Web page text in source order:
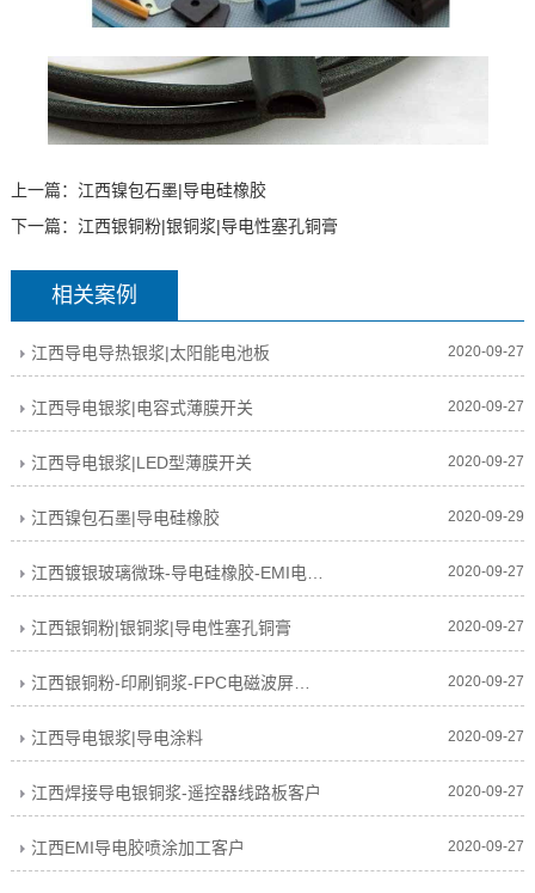
上一篇： 江西镍包石墨|导电硅橡胶
下一篇： 江西银铜粉|银铜浆|导电性塞孔铜膏
相关案例
江西导电导热银浆|太阳能电池板 2020-09-27
江西导电银浆|电容式薄膜开关 2020-09-27
江西导电银浆|LED型薄膜开关 2020-09-27
江西镍包石墨|导电硅橡胶 2020-09-29
2020-09-27
江西银铜粉|银铜浆|导电性塞孔铜膏 2020-09-27
江西银铜粉-印刷铜浆-FPC电磁波屏蔽膜 2020-09-27
江西导电银浆|导电涂料 2020-09-27
江西焊接导电银铜浆-遥控器线路板客户 2020-09-27
江西EMI导电胶喷涂加工客户 2020-09-27